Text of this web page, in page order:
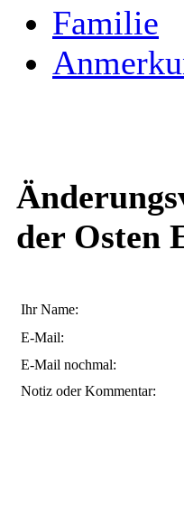
Familie
der Osten
Ihr Name:
E-Mail:
E-Mail nochmal:
Notiz oder Kommentar: